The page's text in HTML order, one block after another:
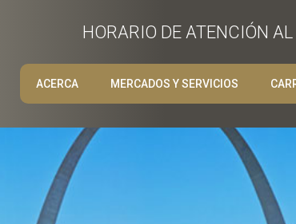
HORARIO DE ATENCIÓN
ACERCA MERCADOS Y SERVICIOS